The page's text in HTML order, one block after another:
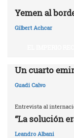
Yemen al
Gilbert Achcar
Un cuarto
Guadi Calvo
Entrevista al
“La solución
Leandro Albani